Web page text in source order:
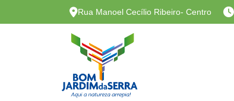
Rua Manoel Cecílio Ribeiro- Centro